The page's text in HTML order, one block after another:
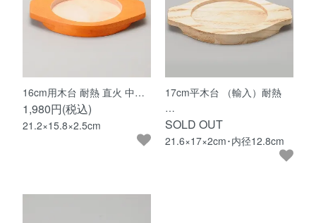
16cm用木台 耐熱 直火 中…
1,980円(税込)
21.2×15.8×2.5cm
17cm平木台 （輸入）耐熱
…
SOLD OUT
21.6×17×2cm･内径12.8cm